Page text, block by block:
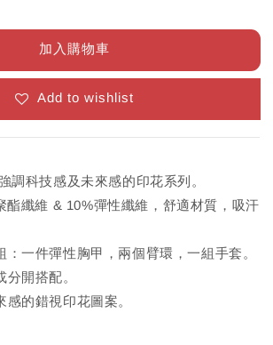
加入購物車
Add to wishlist
調科技感及未來感的印花系列。
酯纖維 & 10%彈性纖維，舒適材質，吸汗
：一件彈性胸甲，兩個臂環，一組手套。
開搭配。
感的錯視印花圖案。